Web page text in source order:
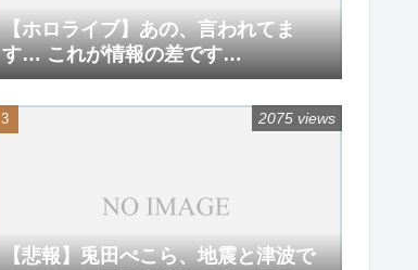
【ホロライブ】あの、言われてま
す… これが情報の差です…
【悲報】兎田ぺこら、地震と津波で
2075 views